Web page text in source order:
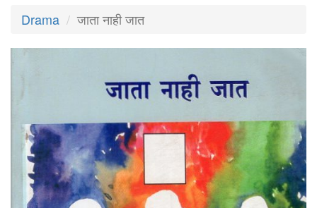
Drama जाता नाही जात